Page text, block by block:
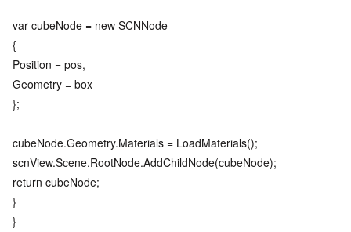
var cubeNode = new SCNNode
{
Position = pos,
Geometry = box
};
cubeNode.Geometry.Materials = LoadMaterials();
scnView.Scene.RootNode.AddChildNode(cubeNode);
return cubeNode;
}
}